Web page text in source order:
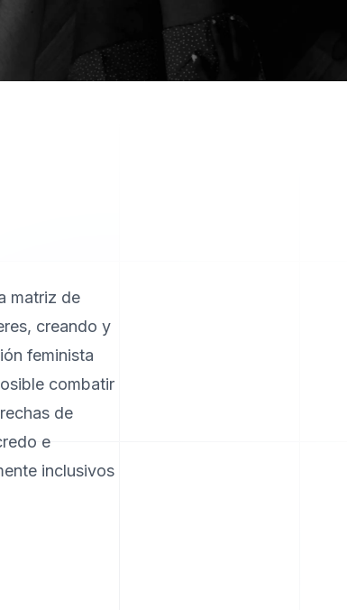
matriz de
creando y
feminista
combatir
de
e
inclusivos